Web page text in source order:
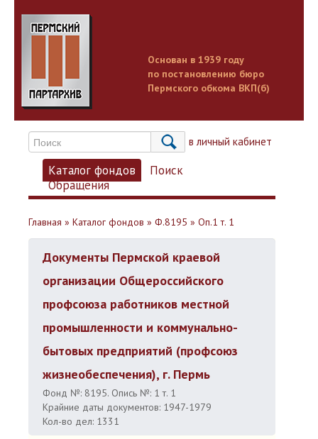
Основан в 1939 году
по постановлению бюро
Пермского обкома ВКП(б)
Вход в личный кабинет
Каталог фондов
Поиск
Обращения
Главная » Каталог фондов » Ф.8195 » Оп.1 т. 1
Документы Пермской краевой
организации Общероссийского
профсоюза работников местной
промышленности и коммунально-
бытовых предприятий (профсоюз
жизнеобеспечения), г. Пермь
Фонд №: 8195. Опись №: 1 т. 1
Крайние даты документов: 1947-1979
Кол-во дел: 1331